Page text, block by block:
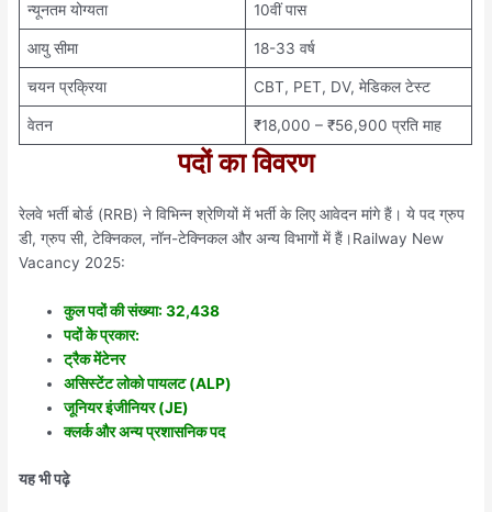
न्यूनतम योग्यता 10वीं पास
आयु सीमा 18-33 वर्ष
चयन प्रक्रिया CBT, PET, DV, मेडिकल टेस्ट
वेतन ₹18,000 – ₹56,900 प्रति माह
पदों का विवरण
रेलवे भर्ती बोर्ड (RRB) ने विभिन्न श्रेणियों में भर्ती के लिए आवेदन मांगे हैं। ये पद ग्रुप
डी, ग्रुप सी, टेक्निकल, नॉन-टेक्निकल और अन्य विभागों में हैं।Railway New
Vacancy 2025:
कुल पदों की संख्या: 32,438
पदों के प्रकार:
ट्रैक मेंटेनर
असिस्टेंट लोको पायलट (ALP)
जूनियर इंजीनियर (JE)
क्लर्क और अन्य प्रशासनिक पद
यह भी पढ़े